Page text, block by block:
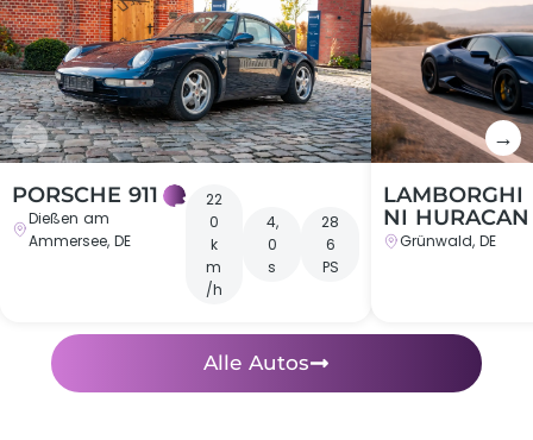
←
PORSCHE 911
Dießen am
Ammersee, DE
22
0
k
m
/h
4,
0
s
28
6
PS
LAMBORGHI
NI HURACAN
Grünwald, DE
→
Alle Autos